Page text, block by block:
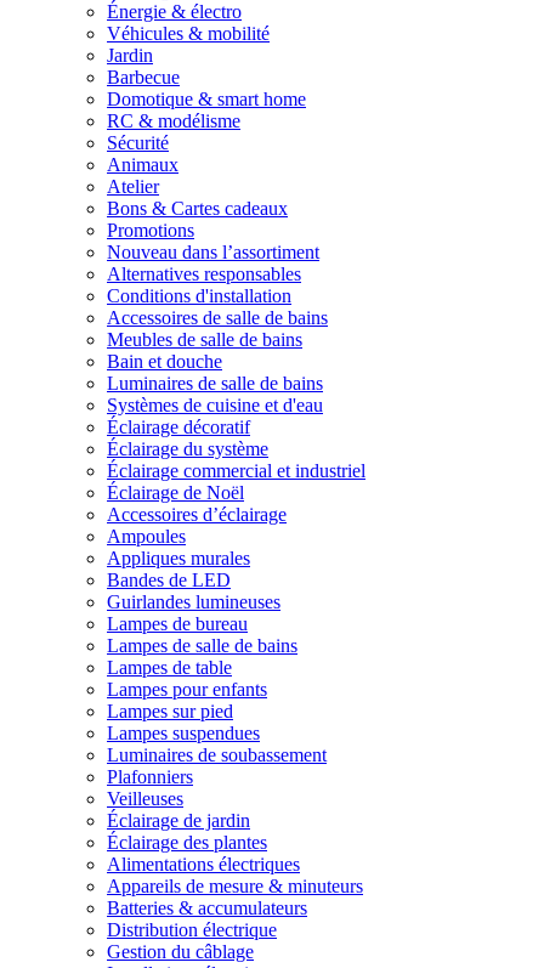
Énergie & électro
Véhicules & mobilité
Jardin
Barbecue
Domotique & smart home
RC & modélisme
Sécurité
Animaux
Atelier
Bons & Cartes cadeaux
Promotions
Nouveau dans l’assortiment
Alternatives responsables
Conditions d'installation
Accessoires de salle de bains
Meubles de salle de bains
Bain et douche
Luminaires de salle de bains
Systèmes de cuisine et d'eau
Éclairage décoratif
Éclairage du système
Éclairage commercial et industriel
Éclairage de Noël
Accessoires d’éclairage
Ampoules
Appliques murales
Bandes de LED
Guirlandes lumineuses
Lampes de bureau
Lampes de salle de bains
Lampes de table
Lampes pour enfants
Lampes sur pied
Lampes suspendues
Luminaires de soubassement
Plafonniers
Veilleuses
Éclairage de jardin
Éclairage des plantes
Alimentations électriques
Appareils de mesure & minuteurs
Batteries & accumulateurs
Distribution électrique
Gestion du câblage